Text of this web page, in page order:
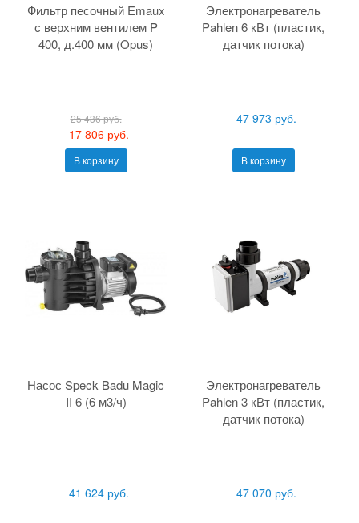
Фильтр песочный Emaux
с верхним вентилем P
400, д.400 мм (Opus)
25 436 руб.
17 806 руб.
В корзину
Электронагреватель
Pahlen 6 кВт (пластик,
датчик потока)
47 973 руб.
В корзину
Насос Speck Badu Magic
II 6 (6 м3/ч)
41 624 руб.
Электронагреватель
Pahlen 3 кВт (пластик,
датчик потока)
47 070 руб.